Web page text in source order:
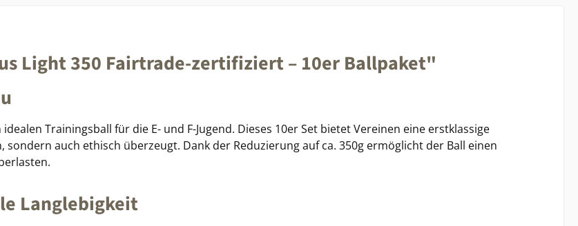
Light 350 Fairtrade-zertifiziert – 10er Ballpaket"
Trainingsball für die E- und F-Jugend. Dieses 10er Set bietet Vereinen eine erstklassige
auch ethisch überzeugt. Dank der Reduzierung auf ca. 350g ermöglicht der Ball einen
Langlebigkeit